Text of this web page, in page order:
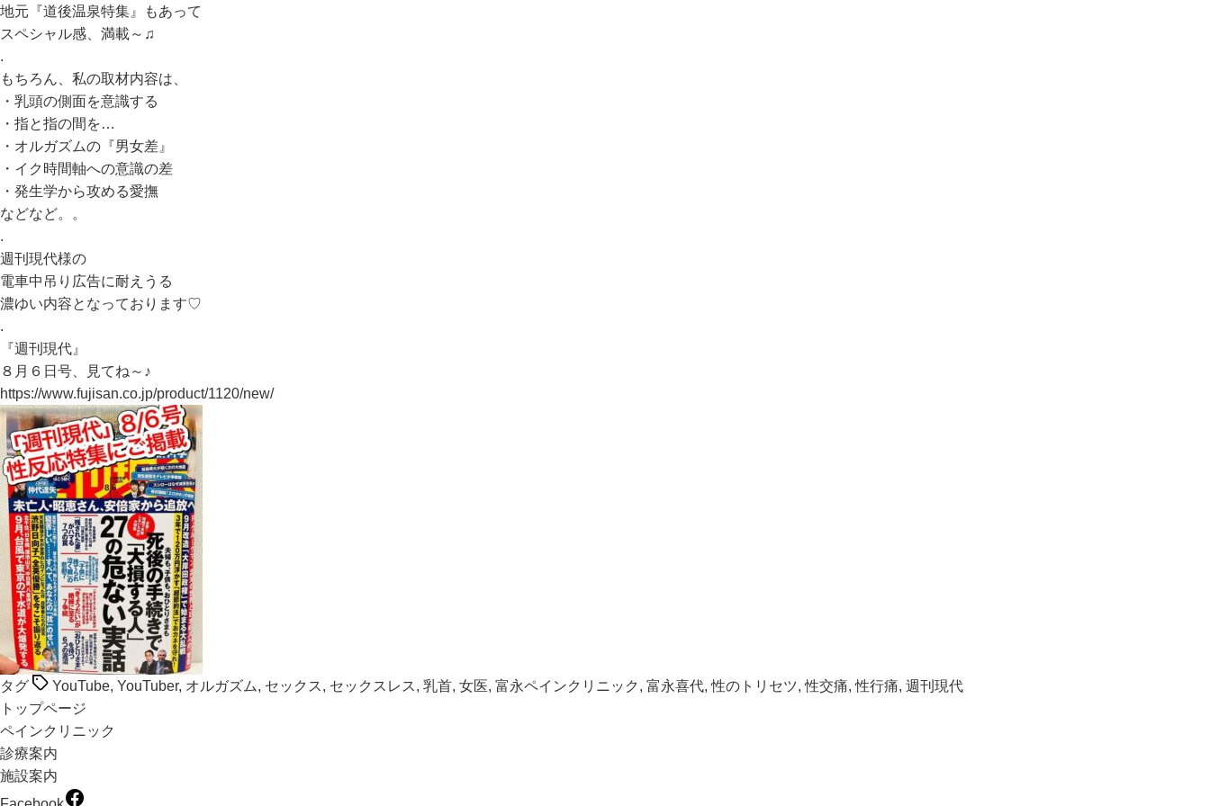
地元『道後温泉特集』もあって
スペシャル感、満載～♫
.
もちろん、私の取材内容は、
・乳頭の側面を意識する
・指と指の間を…
・オルガズムの『男女差』
・イク時間軸への意識の差
・発生学から攻める愛撫
などなど。。
.
週刊現代様の
電車中吊り広告に耐えうる
濃ゆい内容となっております♡
.
『週刊現代』
８月６日号、見てね～♪
https://www.fujisan.co.jp/product/1120/new/
タグ YouTube, YouTuber, オルガズム, セックス, セックスレス, 乳首, 女医, 富永ペインクリニック , 富永喜代,性のトリセツ,性交痛,性行痛, 週刊現代
トップページ
ペインクリニック
診療案内
施設案内